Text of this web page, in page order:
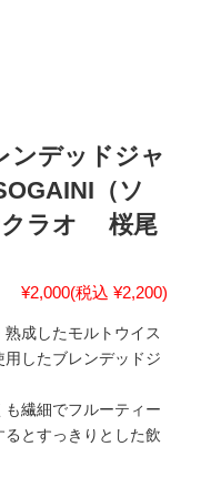
ンデッドジャ
（ソ
ラオ 桜尾
¥2,000(税込 ¥2,200)
熟成したモルトウイス
したブレンデッドジ
繊細でフルーティー
とすっきりとした飲